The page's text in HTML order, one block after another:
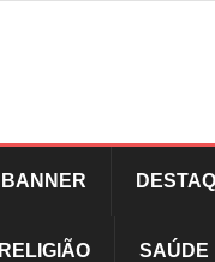
BANNER
RELIGIÃO SAÚDE